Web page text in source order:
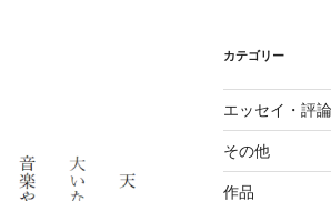
カテゴリー
エッセイ・評論
その他
作品